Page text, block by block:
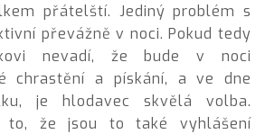
přátelští. Jediný problém s
převážně v noci. Pokud tedy
nevadí, že bude v noci
chrastění a pískání, a ve dne
je hlodavec skvělá volba.
to, že jsou to také vyhlášení